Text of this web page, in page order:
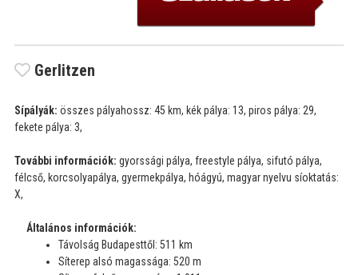
Gerlitzen
Sípályák: összes pályahossz: 45 km, kék pálya: 13, piros pálya: 29,
fekete pálya: 3,
További információk: gyorssági pálya, freestyle pálya, sifutó pálya,
félcső, korcsolyapálya, gyermekpálya, hóágyú, magyar nyelvu síoktatás:
X,
Általános információk:
Távolság Budapesttől: 511 km
Síterep alsó magassága: 520 m